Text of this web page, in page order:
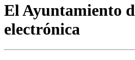
El Ayuntamiento
electrónica